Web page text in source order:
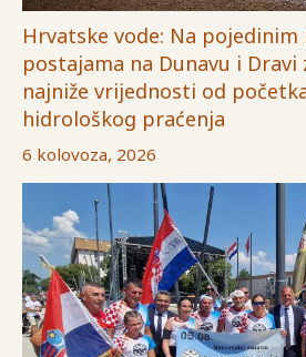
Hrvatske vode: Na
postajama na Dunavu i Dravi
najniže vrijednosti od
hidrološkog praćenja
6 kolovoza, 2026